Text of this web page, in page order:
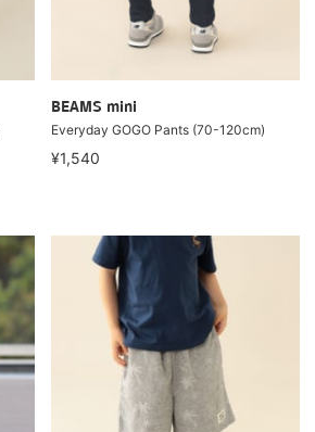
BEAMS mini
Everyday GOGO Pants (70-120cm)
¥1,540